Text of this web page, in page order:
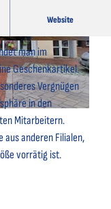
Kammann | CC-BY-SA
Website
bietet auf 200 m²
man im
Geschenkartikel.
Vergnügen
in den
Mitarbeitern.
aus anderen Filialen,
vorrätig ist.